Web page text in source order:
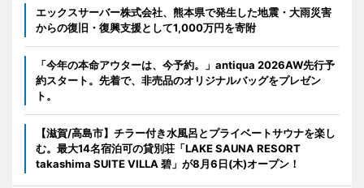
エックスサーバー株式会社、熊本県で発生した地震・大雨災害
からの復旧・復興支援として1,000万円を寄附
「今年の本命アウターは、今予約。」antiqua 2026AW先行予
約スタート。先着で、非売品のオリジナルバッグをプレゼン
ト。
【滋賀/高島市】チラー付き水風呂とプライベートサウナを楽し
む。最大14名宿泊可の貸別荘「LAKE SAUNA RESORT
takashima SUITE VILLA 碧」が8月6日(木)オープン！